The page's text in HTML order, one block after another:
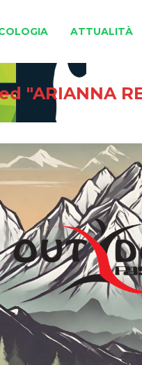
ATTUALITÀ
"ARIANNA